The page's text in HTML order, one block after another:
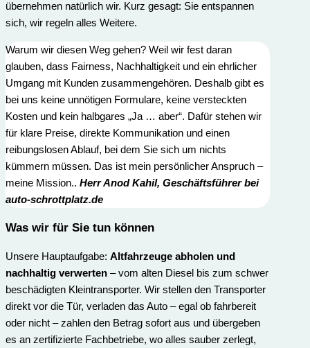
übernehmen natürlich wir. Kurz gesagt: Sie entspannen
sich, wir regeln alles Weitere.
Warum wir diesen Weg gehen? Weil wir fest daran
glauben, dass Fairness, Nachhaltigkeit und ein ehrlicher
Umgang mit Kunden zusammengehören. Deshalb gibt es
bei uns keine unnötigen Formulare, keine versteckten
Kosten und kein halbgares „Ja … aber“. Dafür stehen wir
für klare Preise, direkte Kommunikation und einen
reibungslosen Ablauf, bei dem Sie sich um nichts
kümmern müssen. Das ist mein persönlicher Anspruch –
meine Mission.. HerrAnod Kahil, Geschäftsführer bei
auto-schrottplatz.de
Was wir für Sie tun können
Unsere Hauptaufgabe: Altfahrzeuge abholen und
nachhaltig verwerten – vom alten Diesel bis zum schwer
beschädigten Kleintransporter. Wir stellen den Transporter
direkt vor die Tür, verladen das Auto – egal ob fahrbereit
oder nicht – zahlen den Betrag sofort aus und übergeben
es an zertifizierte Fachbetriebe, wo alles sauber zerlegt,